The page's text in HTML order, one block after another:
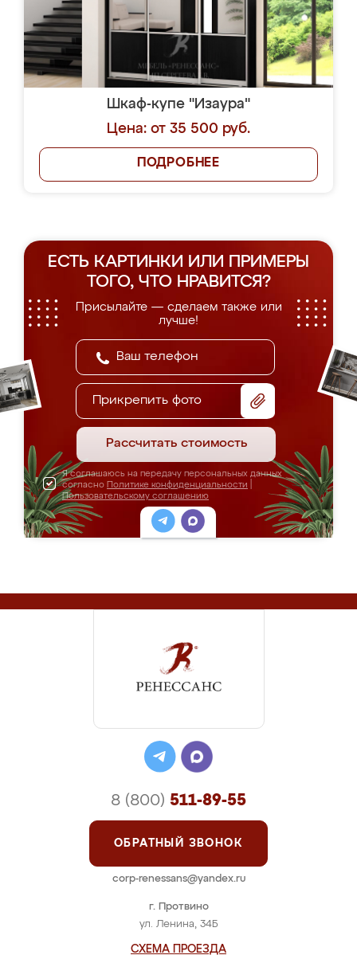
Шкаф-купе "Изаура"
Цена: от 35 500 руб.
ПОДРОБНЕЕ
ЕСТЬ КАРТИНКИ ИЛИ ПРИМЕРЫ
ТОГО, ЧТО НРАВИТСЯ?
Присылайте — сделаем также или
лучше!
Прикрепить фото
Рассчитать стоимость
Я соглашаюсь на передачу персональных данных
согласно Политике конфиденциальности
Пользовательскому соглашению
г. Протвино
ул. Ленина, 34Б
СХЕМА ПРОЕЗДА
8 (800) 511-89-55
ОБРАТНЫЙ ЗВОНОК
corp-renessans@yandex.ru